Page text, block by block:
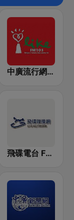
中廣流行網 I like radio
飛碟電台 FM92.1